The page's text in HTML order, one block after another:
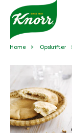
Home Opskrifter